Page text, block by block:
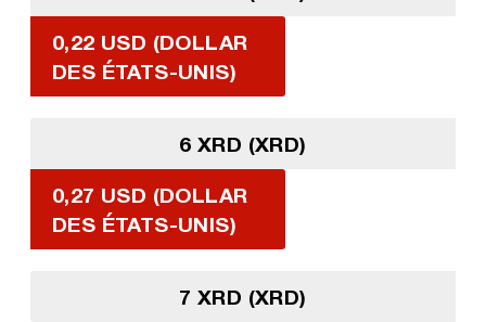
0,22 USD (DOLLAR
DES ÉTATS-UNIS)
6 XRD (XRD)
0,27 USD (DOLLAR
DES ÉTATS-UNIS)
7 XRD (XRD)